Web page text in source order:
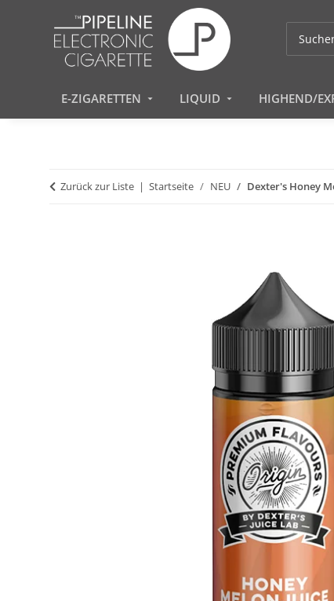
E-ZIGARETTEN LIQUID HIGHEND/
Zurück zur Liste Startseite NEU Dexter's Honey